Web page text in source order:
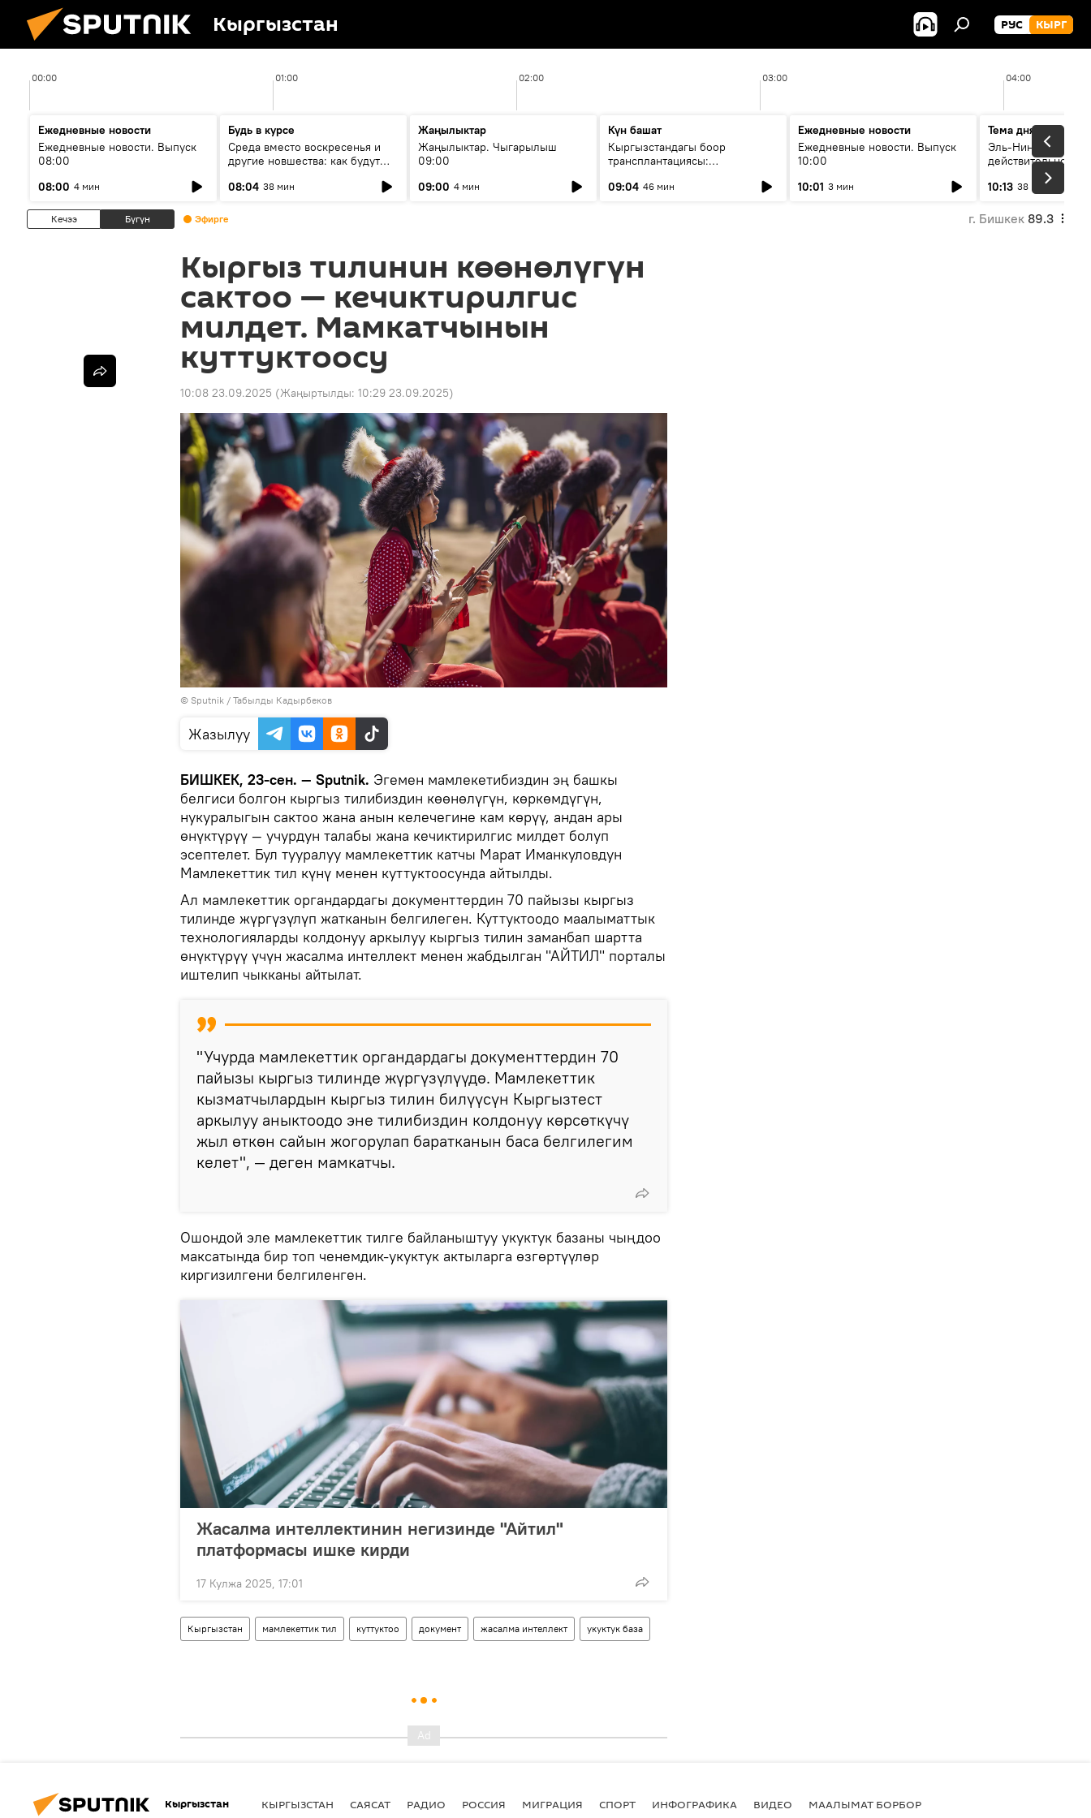
Кыргызстан РУС КЫРГ
00:00 01:00 02:00 03:00 04:00
Ежедневные новости
Ежедневные новости. Выпуск
08:00
08:00 4 мин
Будь в курсе
Среда вместо воскресенья и
другие новшества: как будут
08:04 38 мин
Жаңылыктар
Жаңылыктар. Чыгарылыш
09:00
09:00 4 мин
Күн башат
Кыргызстандагы боор
трансплантациясы:
келечеги
09:04 46 мин
Ежедневные новости
Ежедневные новости. Выпуск
10:00
10:01 3 мин
Тема дня
Эль-Ниньо, жара и
действительно
погоду в
10:13 38 мин
Кечээ Бүгүн Эфирге г. Бишкек 89.3
Кыргыз тилинин көөнөлүгүн
сактоо — кечиктирилгис
милдет. Мамкатчынын
куттуктоосу
10:08 23.09.2025 (Жаңыртылды: 10:29 23.09.2025)
© Sputnik / Табылды Кадырбеков
Жазылуу
БИШКЕК, 23-сен. — Sputnik. Эгемен мамлекетибиздин эң башкы
белгиси болгон кыргыз тилибиздин көөнөлүгүн, көркөмдүгүн,
нукуралыгын сактоо жана анын келечегине кам көрүү, андан ары
өнүктүрүү — учурдун талабы жана кечиктирилгис милдет болуп
эсептелет. Бул тууралуу мамлекеттик катчы Марат Иманкуловдун
Мамлекеттик тил күнү менен куттуктоосунда айтылды.
Ал мамлекеттик органдардагы документтердин 70 пайызы кыргыз
тилинде жүргүзүлүп жатканын белгилеген. Куттуктоодо маалыматтык
технологияларды колдонуу аркылуу кыргыз тилин заманбап шартта
өнүктүрүү үчүн жасалма интеллект менен жабдылган "АЙТИЛ" порталы
иштелип чыкканы айтылат.
"Учурда мамлекеттик органдардагы документтердин 70
пайызы кыргыз тилинде жүргүзүлүүдө. Мамлекеттик
кызматчылардын кыргыз тилин билүүсүн Кыргызтест
аркылуу аныктоодо эне тилибиздин колдонуу көрсөткүчү
жыл өткөн сайын жогорулап баратканын баса белгилегим
келет", — деген мамкатчы.
Ошондой эле мамлекеттик тилге байланыштуу укуктук базаны чыңдоо
максатында бир топ ченемдик-укуктук актыларга өзгөртүүлөр
киргизилгени белгиленген.
Жасалма интеллектинин негизинде "Айтил"
платформасы ишке кирди
17 Кулжа 2025, 17:01
Кыргызстан мамлекеттик тил куттуктоо документ жасалма интеллект укуктук база
Кыргызстан КЫРГЫЗСТАН САЯСАТ РАДИО РОССИЯ МИГРАЦИЯ СПОРТ ИНФОГРАФИКА ВИДЕО МААЛЫМАТ БОРБОР